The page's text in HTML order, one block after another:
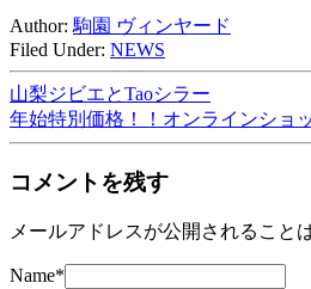
Author: 駒園 ヴィンヤード
Filed Under: NEWS
山梨ジビエとTaoシラー
年始特別価格！！オンラインショ
コメントを残す
メールアドレスが公開されること
Name*